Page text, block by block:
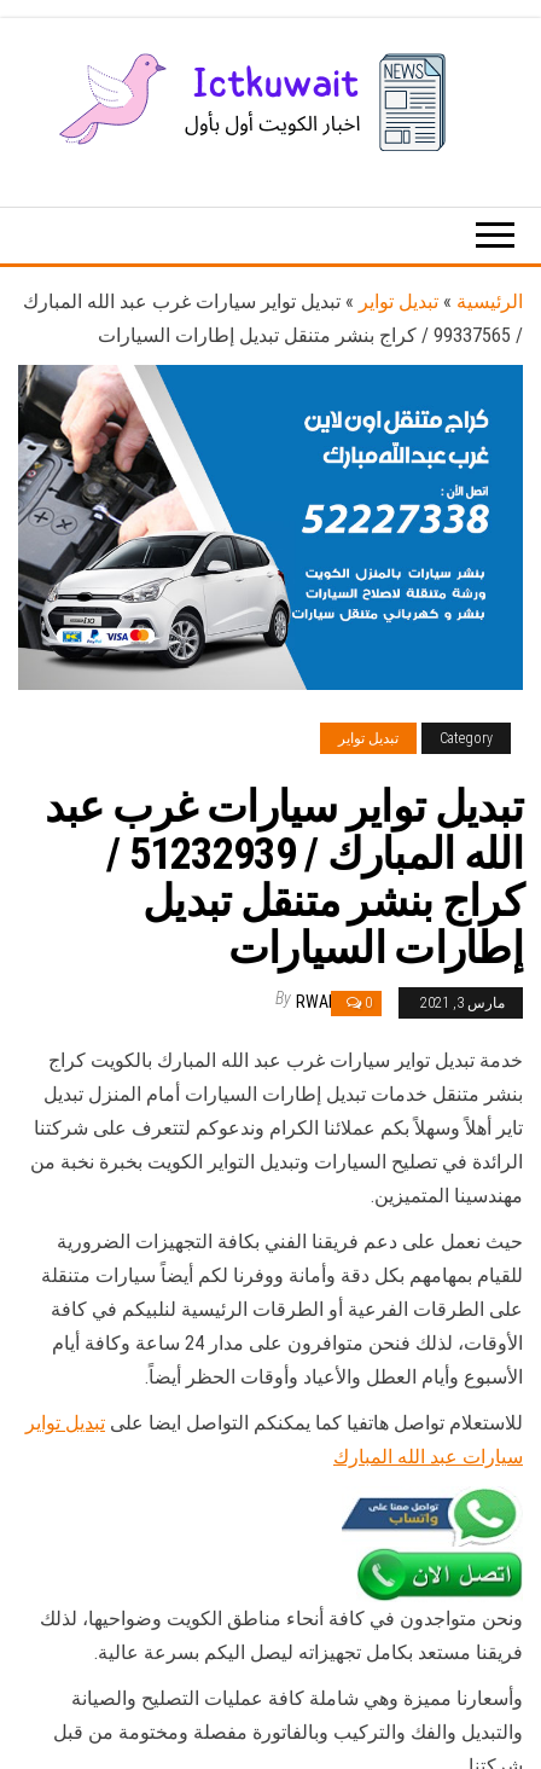
الكويت
الرئيسية » تبديل تواير » تبديل تواير سيارات غرب عبد الله المبارك
/ 99337565 / كراج بنشر متنقل تبديل إطارات السيارات
Category تبديل تواير
تبديل تواير سيارات غرب عبد
الله المبارك / 51232939‬ /
كراج بنشر متنقل تبديل
إطارات السيارات
مارس 3, 2021 0
By RWAN
خدمة تبديل تواير سيارات غرب عبد الله المبارك بالكويت كراج
بنشر متنقل خدمات تبديل إطارات السيارات أمام المنزل تبديل
تاير أهلاً وسهلاً بكم عملائنا الكرام وندعوكم لتتعرف على شركتنا
الرائدة في تصليح السيارات وتبديل التواير الكويت بخبرة نخبة من
مهندسينا المتميزين.
حيث نعمل على دعم فريقنا الفني بكافة التجهيزات الضرورية
للقيام بمهامهم بكل دقة وأمانة ووفرنا لكم أيضاً سيارات متنقلة
على الطرقات الفرعية أو الطرقات الرئيسية لنلبيكم في كافة
الأوقات، لذلك فنحن متوافرون على مدار 24 ساعة وكافة أيام
الأسبوع وأيام العطل والأعياد وأوقات الحظر أيضاً.
للاستعلام تواصل هاتفيا كما يمكنكم التواصل ايضا على تبديل تواير
سيارات عبد الله المبارك
ونحن متواجدون في كافة أنحاء مناطق الكويت وضواحيها، لذلك
فريقنا مستعد بكامل تجهيزاته ليصل اليكم بسرعة عالية.
وأسعارنا مميزة وهي شاملة كافة عمليات التصليح والصيانة
والتبديل والفك والتركيب وبالفاتورة مفصلة ومختومة من قبل